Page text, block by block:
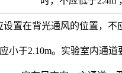
置在背光通风的位置，
小于2.10m。实验室内通